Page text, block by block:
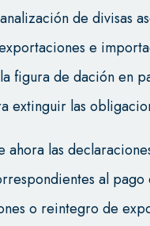
de divisas
e
figura de dación en
extinguir las
ahora las
al pago
o reintegro de